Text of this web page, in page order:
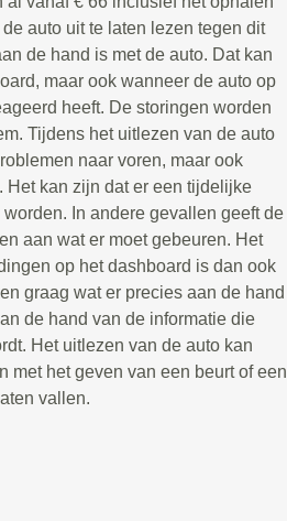
auto uit te laten lezen tegen dit
de hand is met de auto. Dat kan
maar ook wanneer de auto op
heeft. De storingen worden
Tijdens het uitlezen van de auto
naar voren, maar ook
kan zijn dat er een tijdelijke
In andere gevallen geeft de
aan wat er moet gebeuren. Het
op het dashboard is dan ook
graag wat er precies aan de hand
de hand van de informatie die
Het uitlezen van de auto kan
met het geven van een beurt of een
vallen.